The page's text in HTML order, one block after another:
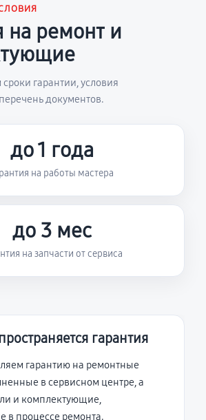
на ремонт и
гарантии, условия
документов.
до 1 года
на работы мастера
до 3 мес
на запчасти от сервиса
гарантия
гарантию на ремонтные
в сервисном центре, а
и комплектующие,
в процессе ремонта.